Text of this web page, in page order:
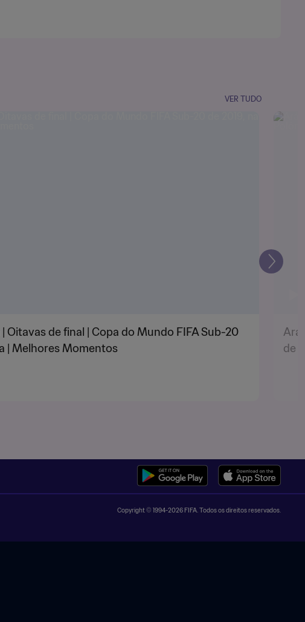
VER TUDO
Oitavas de final | Copa do Mundo FIFA Sub-20
| Melhores Momentos
de
Copyright © 1994-2026 FIFA. Todos os direitos reservados.